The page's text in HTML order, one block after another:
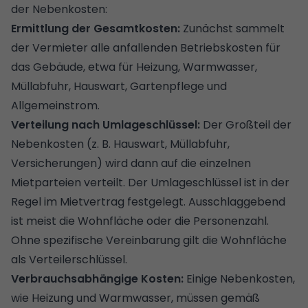
der Nebenkosten:
Ermittlung der Gesamtkosten: Zunächst sammelt
der Vermieter alle anfallenden Betriebskosten für
das Gebäude, etwa für Heizung, Warmwasser,
Müllabfuhr, Hauswart, Gartenpflege und
Allgemeinstrom.
Verteilung nach Umlageschlüssel: Der Großteil der
Nebenkosten (z. B. Hauswart, Müllabfuhr,
Versicherungen) wird dann auf die einzelnen
Mietparteien verteilt. Der Umlageschlüssel ist in der
Regel im Mietvertrag festgelegt. Ausschlaggebend
ist meist die Wohnfläche oder die Personenzahl.
Ohne spezifische Vereinbarung gilt die Wohnfläche
als Verteilerschlüssel.
Verbrauchsabhängige Kosten: Einige Nebenkosten,
wie Heizung und Warmwasser, müssen gemäß